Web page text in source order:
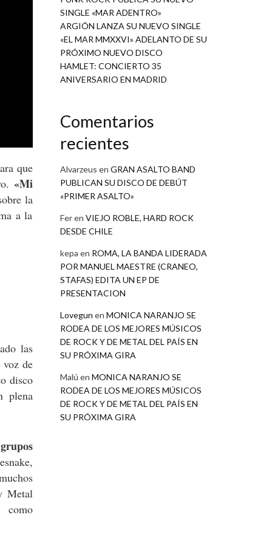
que
«Mi
la
a la
las
voz de
disco
plena
Metal
como
SINGLE «MAR ADENTRO»
ARGIÓN LANZA SU NUEVO SINGLE
«EL MAR MMXXVI» ADELANTO DE SU
PRÓXIMO NUEVO DISCO
HAMLET: CONCIERTO 35
ANIVERSARIO EN MADRID
Comentarios
recientes
Alvarzeus en GRAN ASALTO BAND
PUBLICAN SU DISCO DE DEBÚT
«PRIMER ASALTO»
Feren VIEJO ROBLE, HARD ROCK
DESDE CHILE
kepa en ROMA, LA BANDA LIDERADA
POR MANUEL MAESTRE (CRANEO,
STAFAS) EDITA UN EP DE
PRESENTACION
Lovegun en MONICA NARANJO SE
RODEA DE LOS MEJORES MÚSICOS
DE ROCK Y DE METAL DEL PAÍS EN
SU PRÓXIMA GIRA
Malú en MONICA NARANJO SE
RODEA DE LOS MEJORES MÚSICOS
DE ROCK Y DE METAL DEL PAÍS EN
SU PRÓXIMA GIRA